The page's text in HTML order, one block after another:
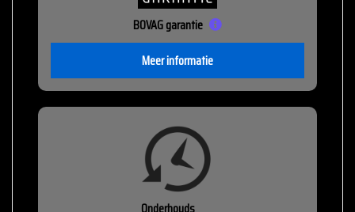
BOVAG garantie
Meer informatie